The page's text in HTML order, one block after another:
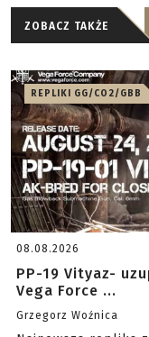
ZOBACZ TAKŻE
REPLIKI GG/CO2/GBB
08.08.2026
PP-19 Vityaz-
Vega Force ...
Grzegorz Woźnica